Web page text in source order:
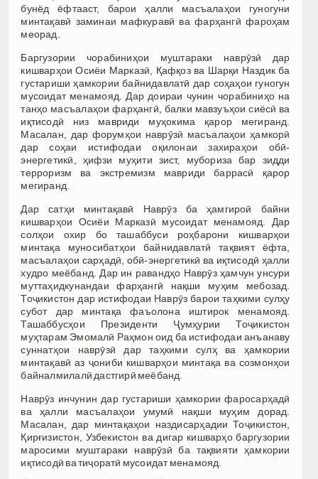
бунёд ёфтааст, барои ҳалли масъалаҳои гуногуни
минтақавӣ заминаи мафкуравӣ ва фарҳангӣ фароҳам
меорад.
Баргузории чорабиниҳои муштараки наврӯзӣ дар
кишварҳои Осиёи Марказӣ, Қафқоз ва Шарқи Наздик ба
густариши ҳамкории байнидавлатӣ дар соҳаҳои гуногун
мусоидат менамояд. Дар доираи чунин чорабиниҳо на
танҳо масъалаҳои фарҳангӣ, балки мавзуъҳои сиёсӣ ва
иқтисодӣ низ мавриди муҳокима қарор мегиранд.
Масалан, дар форумҳои наврӯзӣ масъалаҳои ҳамкорӣ
дар соҳаи истифодаи оқилонаи захираҳои обӣ-
энергетикӣ, ҳифзи муҳити зист, мубориза бар зидди
терроризм ва экстремизм мавриди баррасӣ қарор
мегиранд.
Дар сатҳи минтақавӣ Наврӯз ба ҳамгироӣ байни
кишварҳои Осиёи Марказӣ мусоидат менамояд. Дар
солҳои охир бо ташаббуси роҳбарони кишварҳои
минтақа муносибатҳои байнидавлатӣ тақвият ёфта,
масъалаҳои сарҳадӣ, обӣ-энергетикӣ ва иқтисодӣ ҳалли
худро меёбанд. Дар ин равандҳо Наврӯз ҳамчун унсури
муттаҳидкунандаи фарҳангӣ нақши муҳим мебозад.
Тоҷикистон дар истифодаи Наврӯз барои таҳкими сулҳу
субот дар минтақа фаъолона иштирок менамояд.
Ташаббусҳои Президенти Ҷумҳурии Тоҷикистон
муҳтарам Эмомалӣ Раҳмон оид ба истифодаи анъанаву
суннатҳои наврӯзӣ дар таҳкими сулҳ ва ҳамкории
минтақавӣ аз ҷониби кишварҳои минтақа ва созмонҳои
байналмилалӣ дастгирӣ меёбанд.
Наврӯз инчунин дар густариши ҳамкории фаросарҳадӣ
ва ҳалли масъалаҳои умумӣ нақши муҳим дорад.
Масалан, дар минтақаҳои наздисарҳадии Тоҷикистон,
Қирғизистон, Узбекистон ва дигар кишварҳо баргузории
маросими муштараки наврӯзӣ ба тақвияти ҳамкории
иқтисодӣ ва тиҷоратӣ мусоидат менамояд.